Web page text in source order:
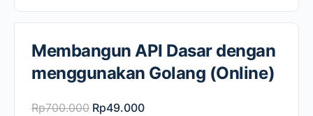
Membangun API Dasar dengan
menggunakan Golang (Online)
Rp700.000 Original
Rp49.000Current